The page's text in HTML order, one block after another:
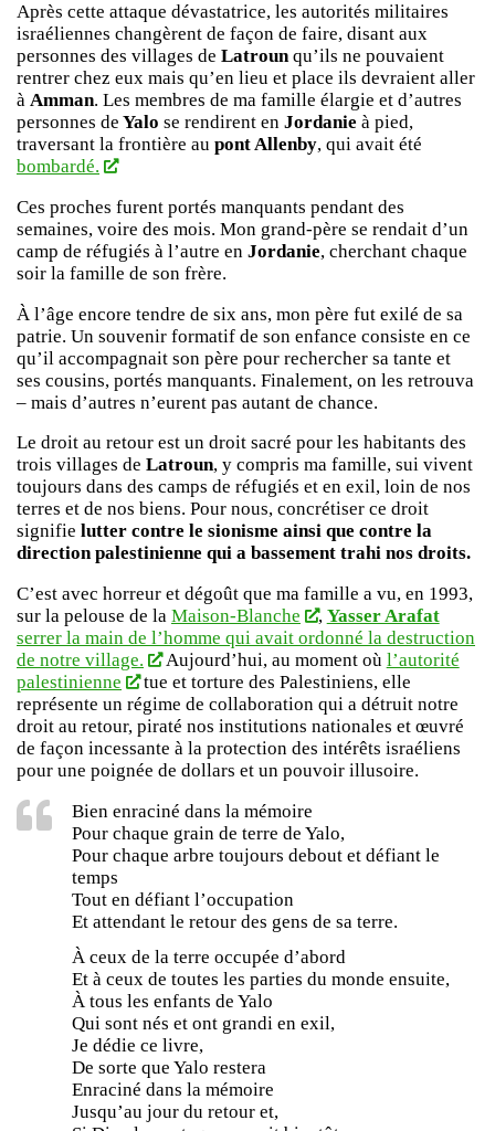
Après cette attaque dévastatrice, les autorités militaires
israéliennes changèrent de façon de faire, disant aux
personnes des villages de Latrounqu’ils ne pouvaient
rentrer chez eux mais qu’en lieu et place ils devraient aller
à Amman. Les membres de ma famille élargie et d’autres
personnes de Yalo se rendirent en Jordanie à pied,
traversant la frontière au pont Allenby, qui avait été
bombardé.
Ces proches furent portés manquants pendant des
semaines, voire des mois. Mon grand-père se rendait d’un
camp de réfugiés à l’autre en Jordanie, cherchant chaque
soir la famille de son frère.
À l’âge encore tendre de six ans, mon père fut exilé de sa
patrie. Un souvenir formatif de son enfance consiste en ce
qu’il accompagnait son père pour rechercher sa tante et
ses cousins, portés manquants. Finalement, on les retrouva
– mais d’autres n’eurent pas autant de chance.
Le droit au retour est un droit sacré pour les habitants des
trois villages de Latroun, y compris ma famille, sui vivent
toujours dans des camps de réfugiés et en exil, loin de nos
terres et de nos biens. Pour nous, concrétiser ce droit
signifie lutter contre le sionisme ainsi que contre la
direction palestinienne qui a bassement trahi nos droits.
C’est avec horreur et dégoût que ma famille a vu, en 1993,
sur la pelouse de la Maison-Blanche , Yasser Arafat
serrer la main de l’homme qui avait ordonné la destruction
de notre village.
Aujourd’hui, au moment où l’autorité
palestinienne
tue et torture des Palestiniens, elle
représente un régime de collaboration qui a détruit notre
droit au retour, piraté nos institutions nationales et œuvré
de façon incessante à la protection des intérêts israéliens
pour une poignée de dollars et un pouvoir illusoire.
Bien enraciné dans la mémoire
Pour chaque grain de terre de Yalo,
Pour chaque arbre toujours debout et défiant le
temps
Tout en défiant l’occupation
Et attendant le retour des gens de sa terre.
À ceux de la terre occupée d’abord
Et à ceux de toutes les parties du monde ensuite,
À tous les enfants de Yalo
Qui sont nés et ont grandi en exil,
Je dédie ce livre,
De sorte que Yalo restera
Enraciné dans la mémoire
Jusqu’au jour du retour et,